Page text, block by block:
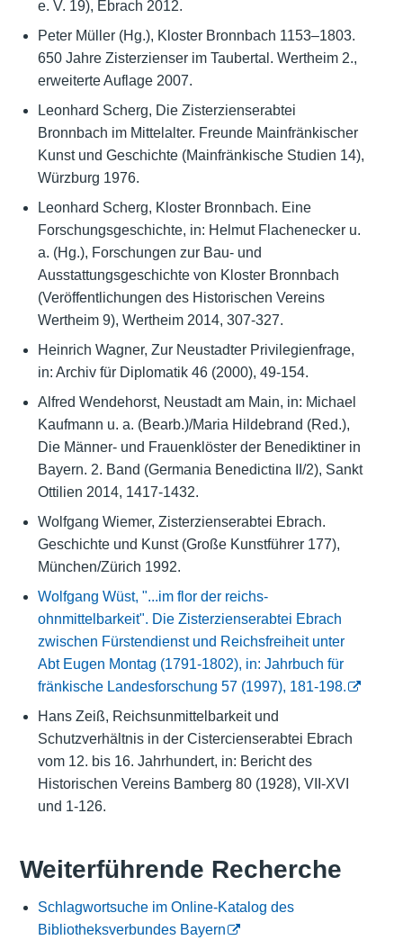
e. V. 19), Ebrach 2012.
Peter Müller (Hg.), Kloster Bronnbach 1153–1803.
650 Jahre Zisterzienser im Taubertal. Wertheim 2.,
erweiterte Auflage 2007.
Leonhard Scherg, Die Zisterzienserabtei
Bronnbach im Mittelalter. Freunde Mainfränkischer
Kunst und Geschichte (Mainfränkische Studien 14),
Würzburg 1976.
Leonhard Scherg, Kloster Bronnbach. Eine
Forschungsgeschichte, in: Helmut Flachenecker u.
a. (Hg.), Forschungen zur Bau- und
Ausstattungsgeschichte von Kloster Bronnbach
(Veröffentlichungen des Historischen Vereins
Wertheim 9), Wertheim 2014, 307-327.
Heinrich Wagner, Zur Neustadter Privilegienfrage,
in: Archiv für Diplomatik 46 (2000), 49-154.
Alfred Wendehorst, Neustadt am Main, in: Michael
Kaufmann u. a. (Bearb.)/Maria Hildebrand (Red.),
Die Männer- und Frauenklöster der Benediktiner in
Bayern. 2. Band (Germania Benedictina II/2), Sankt
Ottilien 2014, 1417-1432.
Wolfgang Wiemer, Zisterzienserabtei Ebrach.
Geschichte und Kunst (Große Kunstführer 177),
München/Zürich 1992.
Wolfgang Wüst, "...im flor der reichs-
ohnmittelbarkeit". Die Zisterzienserabtei Ebrach
zwischen Fürstendienst und Reichsfreiheit unter
Abt Eugen Montag (1791-1802), in: Jahrbuch für
fränkische Landesforschung 57 (1997), 181-198.
Hans Zeiß, Reichsunmittelbarkeit und
Schutzverhältnis in der Cistercienserabtei Ebrach
vom 12. bis 16. Jahrhundert, in: Bericht des
Historischen Vereins Bamberg 80 (1928), VII-XVI
und 1-126.
Weiterführende Recherche
Schlagwortsuche im Online-Katalog des
Bibliotheksverbundes Bayern